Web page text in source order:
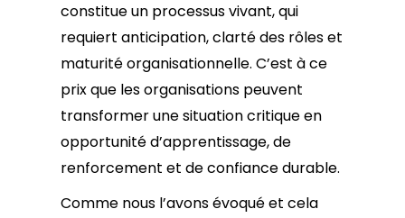
constitue un processus vivant, qui
requiert anticipation, clarté des rôles et
maturité organisationnelle. C’est à ce
prix que les organisations peuvent
transformer une situation critique en
opportunité d’apprentissage, de
renforcement et de confiance durable.
Comme nous l’avons évoqué et cela